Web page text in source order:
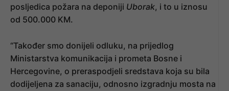
posljedica požara na deponiji Uborak, i to u iznosu
od 500.000 KM.
“Također smo donijeli odluku, na prijedlog
Ministarstva komunikacija i prometa Bosne i
Hercegovine, o preraspodjeli sredstava koja su bila
dodijeljena za sanaciju, odnosno izgradnju mosta na